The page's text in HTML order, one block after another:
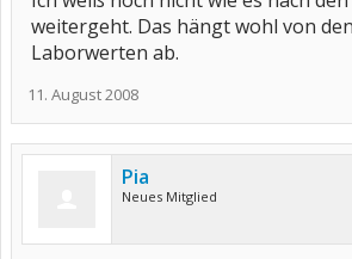
weitergeht. Das hängt wohl von
Laborwerten ab.
11. August 2008
Pia
Neues Mitglied